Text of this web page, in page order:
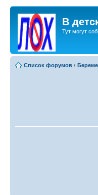
В
Тут могут
Список форумов ‹